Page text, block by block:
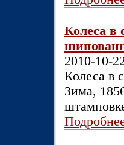
Колеса в
2010-10-
Колеса в
Зима,